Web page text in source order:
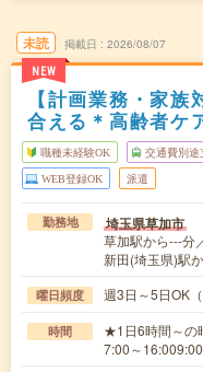
未読
NEW
掲載日 2026/08/07
【計画業務・家
合える＊高齢者ケ
職種未経験OK 交通費別途
WEB登録OK 派遣
勤務地 埼玉県草加市
草加駅から---分
新田(埼玉県)駅
曜日頻度 週3日～5日OK
時間
★1日6時間～の
7:00～